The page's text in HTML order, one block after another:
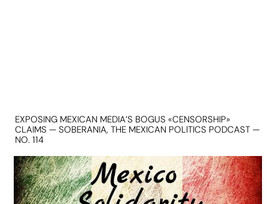
EXPOSING MEXICAN MEDIA’S BOGUS «CENSORSHIP»
CLAIMS — SOBERANIA, THE MEXICAN POLITICS PODCAST —
NO. 114